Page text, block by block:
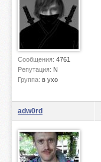
Сообщения: 4761
Репутация: N
Группа: в ухо
adw0rd